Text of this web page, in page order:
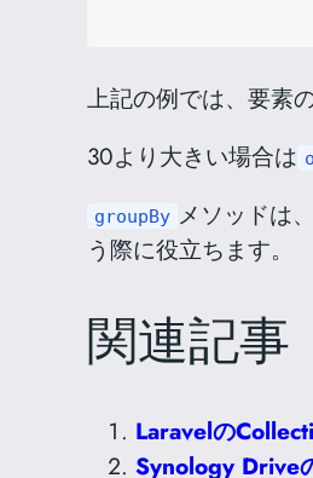
上記の例では、要素
30より大きい場合は
groupBy メソッドは
う際に役立ちます。
関連記事
Laravelの
Synology Drive